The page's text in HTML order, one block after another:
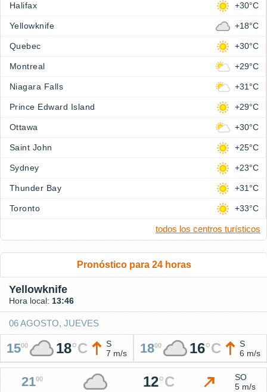
Halifax +30°C
Yellowknife +18°C
Quebec +30°C
Montreal +29°C
Niagara Falls +31°C
Prince Edward Island +29°C
Ottawa +30°C
Saint John +25°C
Sydney +23°C
Thunder Bay +31°C
Toronto +33°C
todos los centros turísticos
Pronóstico para 24 horas
Yellowknife
Hora local: 13:46
06 AGOSTO, JUEVES
1500 18°C
S
7 m/s
1800 16°C
S
6 m/s
2100 12°C
SO
5 m/s